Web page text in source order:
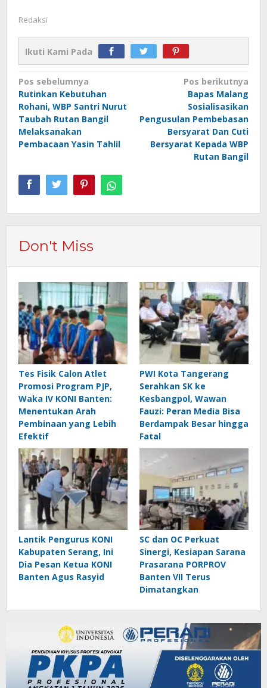
Redaksi
Ikuti Kami Pada
Navigasi
pos
Pos sebelumnya
Rutinkan Kebutuhan
Rohani, WBP Santri Nurut
Taubah Rutan Bangil
Melaksanakan
Pembacaan Yasin Tahlil
Pos berikutnya
Bapas Malang
Sosialisasikan
Pengusulan Pembebasan
Bersyarat Dan Cuti
Bersyarat Kepada WBP
Rutan Bangil
Don't Miss
Tes Fisik Calon Atlet
Promosi Program PJP,
Waka IV KONI Banten:
Menentukan Arah
Pembinaan yang Lebih
Efektif
PWI Kota Tangerang
Serahkan SK ke
Kesbangpol, Wawan
Fauzi: Peran Media Bisa
Berdampak Besar hingga
Fatal
Lantik Pengurus KONI
Kabupaten Serang, Ini
Dia Pesan Ketua KONI
Banten Agus Rasyid
SC dan OC Perkuat
Sinergi, Kesiapan Sarana
Prasarana PORPROV
Banten VII Terus
Dimatangkan